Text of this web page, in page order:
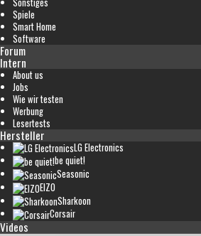
Spiele
Smart Home
Software
Forum
Intern
About us
Jobs
Wie wir testen
Werbung
Lesertests
Hersteller
LG Electronics
be quiet!
Seasonic
EIZO
Sharkoon
Corsair
Videos